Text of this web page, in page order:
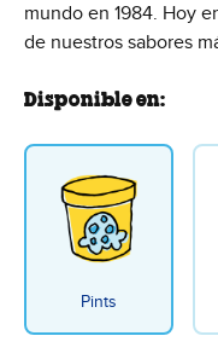
mundo en 1984. Hoy
de nuestros sabores
Disponible en:
Pints